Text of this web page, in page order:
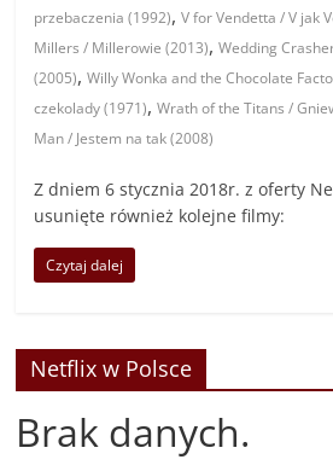
przebaczenia (1992),V for Vendetta / V jak
Millers / Millerowie (2013),Wedding
(2005),Willy Wonka and the Chocolate
czekolady (1971),Wrath of the Titans /
Man / Jestem na tak (2008)
Z dniem 6 stycznia 2018r. z oferty
usunięte również kolejne filmy:
Czytaj dalej
Netflix w Polsce
Brak danych.